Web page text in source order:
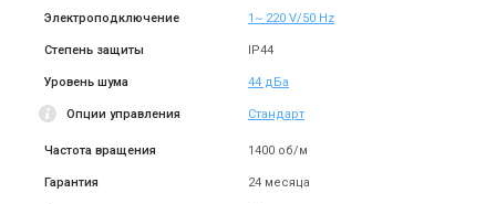
Канальный вентилятор
74 145 грн
Купить
Канальный вентилятор
Цена по запросу
Купить
Электроподключение 1~ 220 V/50 Hz
Степень защиты IP44
Уровень шума 44 дБа
Опции управления Стандарт
Частота вращения 1400 об/м
Гарантия 24 месяца